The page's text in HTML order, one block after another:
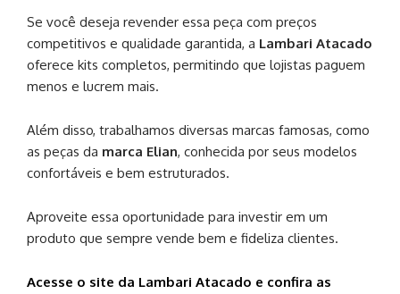
Se você deseja revender essa peça com preços
competitivos e qualidade garantida, a Lambari Atacado
oferece kits completos, permitindo que lojistas paguem
menos e lucrem mais.
Além disso, trabalhamos diversas marcas famosas, como
as peças da marca Elian, conhecida por seus modelos
confortáveis e bem estruturados.
Aproveite essa oportunidade para investir em um
produto que sempre vende bem e fideliza clientes.
Acesse o site da Lambari Atacado e confira as